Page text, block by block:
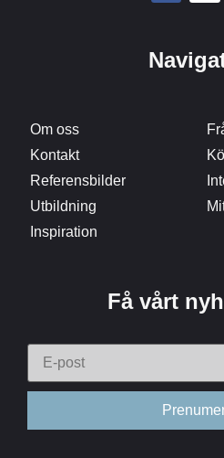
Om oss
Kontakt
Referensbilder
Utbildning
Inspiration
Få vårt